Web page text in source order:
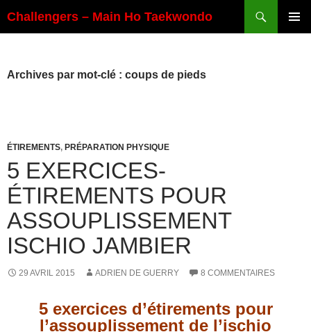
au
Challengers – Main Ho Taekwondo
Archives par mot-clé : coups de pieds
ÉTIREMENTS, PRÉPARATION PHYSIQUE
5 EXERCICES-
ÉTIREMENTS POUR
ASSOUPLISSEMENT
ISCHIO JAMBIER
29 AVRIL 2015 ADRIEN DE GUERRY 8 COMMENTAIRES
5 exercices d’étirements pour
l’assouplissement de l’ischio